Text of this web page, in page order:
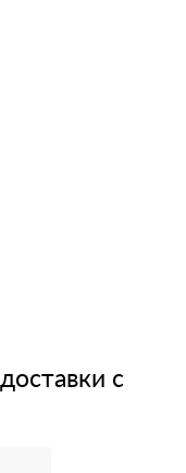
с